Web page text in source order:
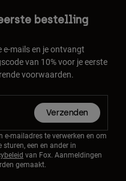
bestelling
e-mails en je ontvangt
van 10% voor je eerste
voorwaarden.
Verzenden
mailadres te verwerken en om
een en ander in
van Fox. Aanmeldingen
gemaakt.